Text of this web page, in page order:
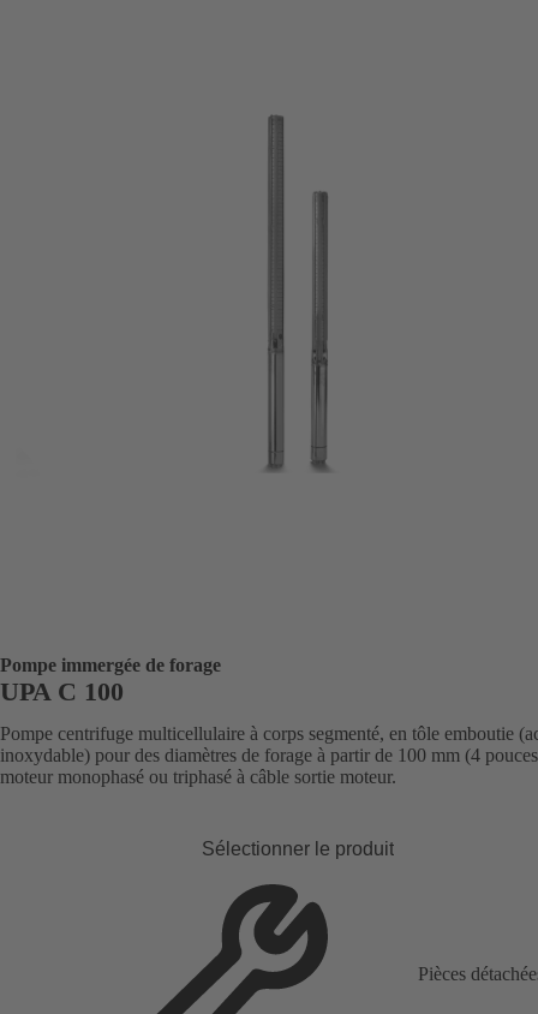
Pompe immergée de forage
UPA C 100
Pompe centrifuge multicellulaire à corps segmenté, en tôle emboutie
inoxydable) pour des diamètres de forage à partir de 100 mm (4
moteur monophasé ou triphasé à câble sortie moteur.
Sélectionner le produit
Pièces